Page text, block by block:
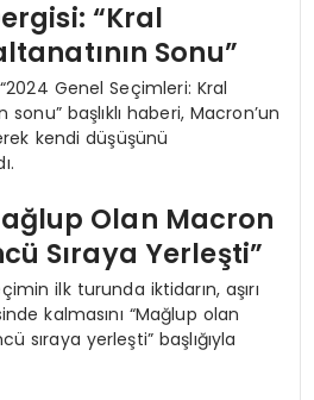
“Kral
Sonu”
Genel Seçimleri: Kral
sonu” başlıklı haberi, Macron’un
kendi düşüşünü
Olan Macron
Sıraya Yerleşti”
ilk turunda iktidarın, aşırı
kalmasını “Mağlup olan
sıraya yerleşti” başlığıyla